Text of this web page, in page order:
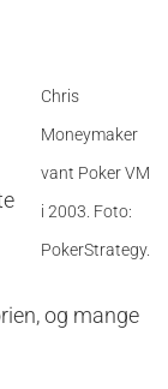
Chris
Moneymaker
vant Poker VM
i 2003. Foto:
PokerStrategy.
og mange